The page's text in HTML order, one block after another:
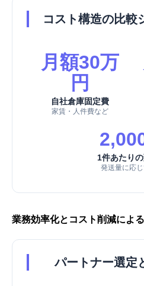
コスト構造の比較
月額30万
円
自社倉庫固定費
家賃・人件費など
1件あたり
発送量に応
業務効率化とコスト削減によ
パートナー選定